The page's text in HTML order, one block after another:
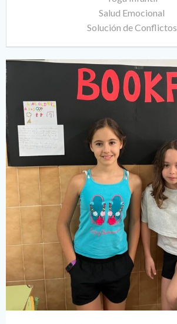
Salud Emocional
Solución de Conflictos